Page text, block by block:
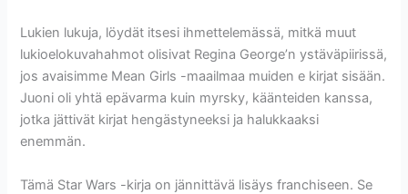
Lukien lukuja, löydät itsesi ihmettelemässä, mitkä muut
lukioelokuvahahmot olisivat Regina George’n ystäväpiirissä,
jos avaisimme Mean Girls -maailmaa muiden e kirjat​ sisään.
Juoni oli yhtä epävarma kuin myrsky, käänteiden kanssa,
jotka jättivät kirjat hengästyneeksi ja halukkaaksi
enemmän.
Tämä Star Wars -kirja on jännittävä lisäys franchiseen. Se